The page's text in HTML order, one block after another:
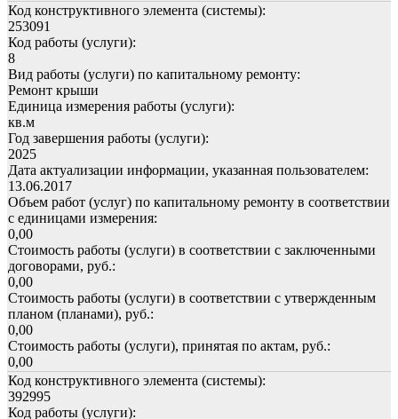
Код конструктивного элемента (системы):
253091
Код работы (услуги):
8
Вид работы (услуги) по капитальному ремонту:
Ремонт крыши
Единица измерения работы (услуги):
кв.м
Год завершения работы (услуги):
2025
Дата актуализации информации, указанная пользователем:
13.06.2017
Объем работ (услуг) по капитальному ремонту в соответствии
с единицами измерения:
0,00
Стоимость работы (услуги) в соответствии с заключенными
договорами, руб.:
0,00
Стоимость работы (услуги) в соответствии с утвержденным
планом (планами), руб.:
0,00
Стоимость работы (услуги), принятая по актам, руб.:
0,00
Код конструктивного элемента (системы):
392995
Код работы (услуги):